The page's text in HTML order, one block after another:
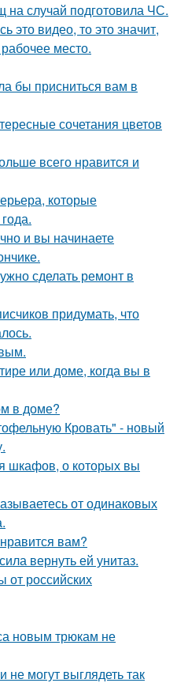
случай подготовила ЧС.
это видео, то это значит,
место.
бы присниться вам в
сочетания цветов
всего нравится и
которые
и вы начинаете
сделать ремонт в
придумать, что
или доме, когда вы в
в доме?
Кровать" - новый
шкафов, о которых вы
от одинаковых
вам?
вернуть ей унитаз.
от российских
новым трюкам не
могут выглядеть так